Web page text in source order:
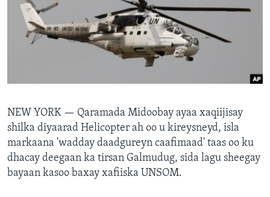
FAAQIDAADDA TODDOBAADKA
DHEXTAALKA TODDOBAADKA
NEW YORK — Qaramada Midoobay ayaa xaqiijisay
shilka diyaarad Helicopter ah oo u kireysneyd, isla
markaana 'wadday daadgureyn caafimaad' taas oo ku
dhacay deegaan ka tirsan Galmudug, sida lagu sheegay
bayaan kasoo baxay xafiiska UNSOM.